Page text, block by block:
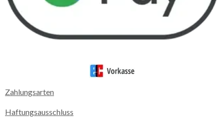
Zahlungsarten
Haftungsausschluss